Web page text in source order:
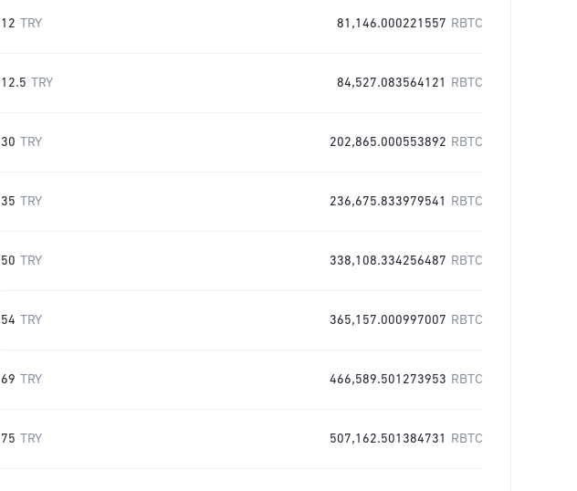
12 TRY 81,146.000221557 RBTC
12.5 TRY 84,527.083564121 RBTC
30 TRY 202,865.000553892 RBTC
35 TRY 236,675.833979541 RBTC
50 TRY 338,108.334256487 RBTC
54 TRY 365,157.000997007 RBTC
69 TRY 466,589.501273953 RBTC
75 TRY 507,162.501384731 RBTC